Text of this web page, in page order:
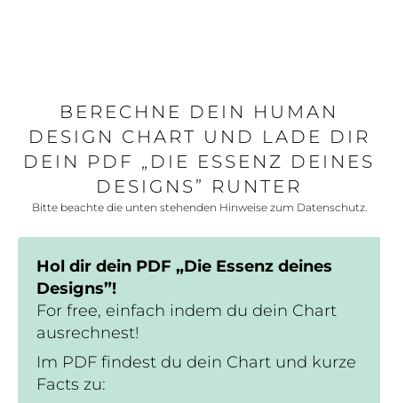
BERECHNE DEIN HUMAN
DESIGN CHART UND LADE DIR
DEIN PDF „DIE ESSENZ DEINES
DESIGNS” RUNTER
Bitte beachte die unten stehenden Hinweise zum Datenschutz.
Hol dir dein PDF „Die Essenz deines
Designs”!
For free, einfach indem du dein Chart
ausrechnest!
Im PDF findest du dein Chart und kurze
Facts zu: